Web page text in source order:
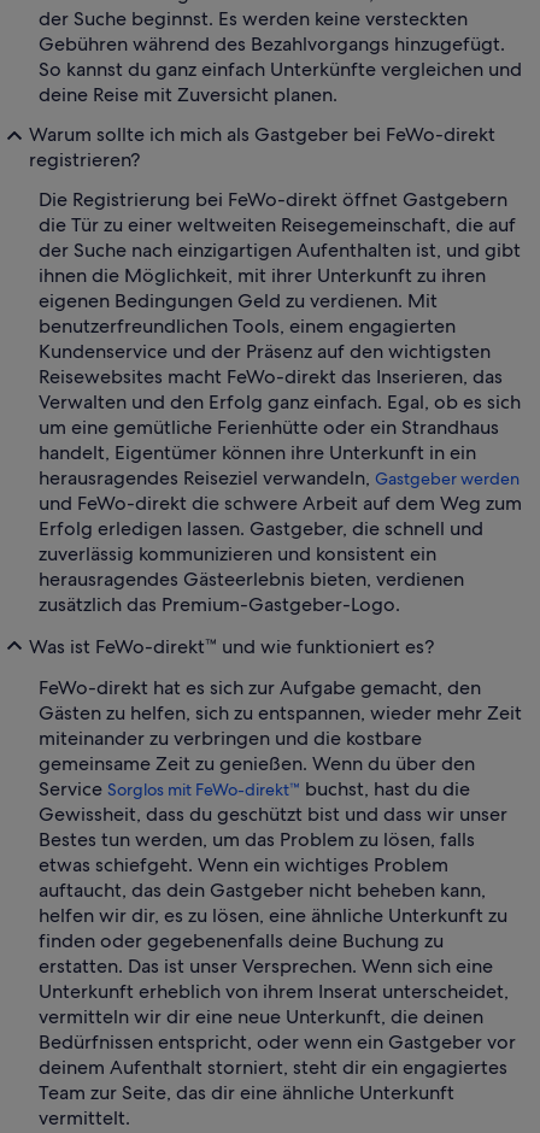
der Suche beginnst. Es werden keine versteckten
Gebühren während des Bezahlvorgangs hinzugefügt.
So kannst du ganz einfach Unterkünfte vergleichen und
deine Reise mit Zuversicht planen.
Warum sollte ich mich als Gastgeber bei FeWo-direkt
registrieren?
Die Registrierung bei FeWo-direkt öffnet Gastgebern
die Tür zu einer weltweiten Reisegemeinschaft, die auf
der Suche nach einzigartigen Aufenthalten ist, und gibt
ihnen die Möglichkeit, mit ihrer Unterkunft zu ihren
eigenen Bedingungen Geld zu verdienen. Mit
benutzerfreundlichen Tools, einem engagierten
Kundenservice und der Präsenz auf den wichtigsten
Reisewebsites macht FeWo-direkt das Inserieren, das
Verwalten und den Erfolg ganz einfach. Egal, ob es sich
um eine gemütliche Ferienhütte oder ein Strandhaus
handelt, Eigentümer können ihre Unterkunft in ein
herausragendes Reiseziel verwandeln, Gastgeber werden
und FeWo-direkt die schwere Arbeit auf dem Weg zum
Erfolg erledigen lassen. Gastgeber, die schnell und
zuverlässig kommunizieren und konsistent ein
herausragendes Gästeerlebnis bieten, verdienen
zusätzlich das Premium-Gastgeber-Logo.
Was ist FeWo-direkt™ und wie funktioniert es?
FeWo-direkt hat es sich zur Aufgabe gemacht, den
Gästen zu helfen, sich zu entspannen, wieder mehr Zeit
miteinander zu verbringen und die kostbare
gemeinsame Zeit zu genießen. Wenn du über den
Service Sorglos mit FeWo-direkt™ buchst, hast du die
Gewissheit, dass du geschützt bist und dass wir unser
Bestes tun werden, um das Problem zu lösen, falls
etwas schiefgeht. Wenn ein wichtiges Problem
auftaucht, das dein Gastgeber nicht beheben kann,
helfen wir dir, es zu lösen, eine ähnliche Unterkunft zu
finden oder gegebenenfalls deine Buchung zu
erstatten. Das ist unser Versprechen. Wenn sich eine
Unterkunft erheblich von ihrem Inserat unterscheidet,
vermitteln wir dir eine neue Unterkunft, die deinen
Bedürfnissen entspricht, oder wenn ein Gastgeber vor
deinem Aufenthalt storniert, steht dir ein engagiertes
Team zur Seite, das dir eine ähnliche Unterkunft
vermittelt.